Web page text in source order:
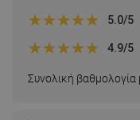
Συνολική
5.0/5
4.9/5